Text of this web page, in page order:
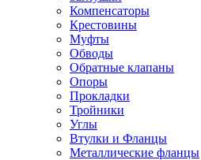
Компенсаторы
Крестовины
Муфты
Обводы
Обратные клапаны
Опоры
Прокладки
Тройники
Углы
Втулки и Фланцы
Металлические фланцы